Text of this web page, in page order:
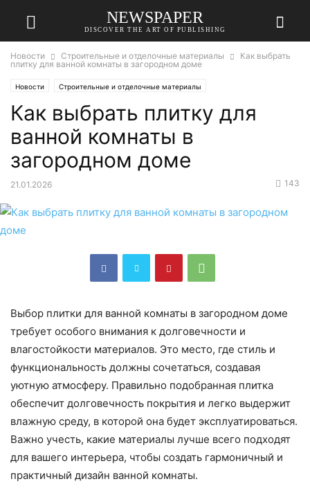
NEWSPAPER
DISCOVER THE ART OF PUBLISHING
Новости Строительные и отделочные материалы
Как выбрать
плитку для ванной комнаты в загородном доме
Новости Строительные и отделочные материалы
Как выбрать плитку для
ванной комнаты в
загородном доме
21.01.2026 143
Выбор плитки для ванной комнаты в загородном доме
требует особого внимания к долговечности и
влагостойкости материалов. Это место, где стиль и
функциональность должны сочетаться, создавая
уютную атмосферу. Правильно подобранная плитка
обеспечит долговечность покрытия и легко выдержит
влажную среду, в которой она будет эксплуатироваться.
Важно учесть, какие материалы лучше всего подходят
для вашего интерьера, чтобы создать гармоничный и
практичный дизайн ванной комнаты.